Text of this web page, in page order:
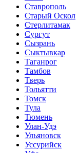
Ставрополь
Старый Оскол
Стерлитамак
Сургут
Сызрань
Сыктывкар
Таганрог
Тамбов
Тверь
Тольятти
Томск
Тула
Тюмень
Улан-Удэ
Ульяновск
Уссурийск